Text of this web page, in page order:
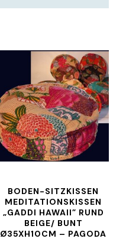
BODEN-SITZKISSEN
MEDITATIONSKISSEN
„GADDI HAWAII” RUND
BEIGE/ BUNT
Ø35XH10CM – PAGODA